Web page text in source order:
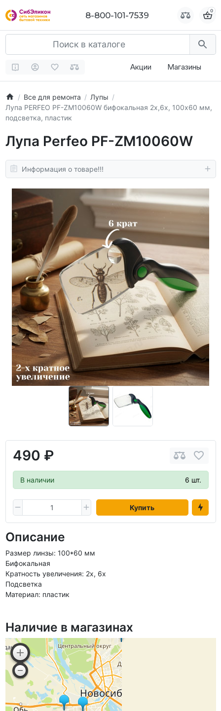
8-800-101-7539 0
Акции Магазины
Все для ремонта
Лупы
Лупа PERFEO PF-ZM10060W бифокальная 2х,6х, 100х60 мм,
подсветка, пластик
Лупа Perfeo PF-ZM10060W
Информация о товаре!!!
490 ₽
В наличии 6 шт.
Купить
Описание
Размер линзы: 100*60 мм
Бифокальная
Кратность увеличения: 2х, 6х
Подсветка
Материал: пластик
Наличие в магазинах
8-800-101-7539 0